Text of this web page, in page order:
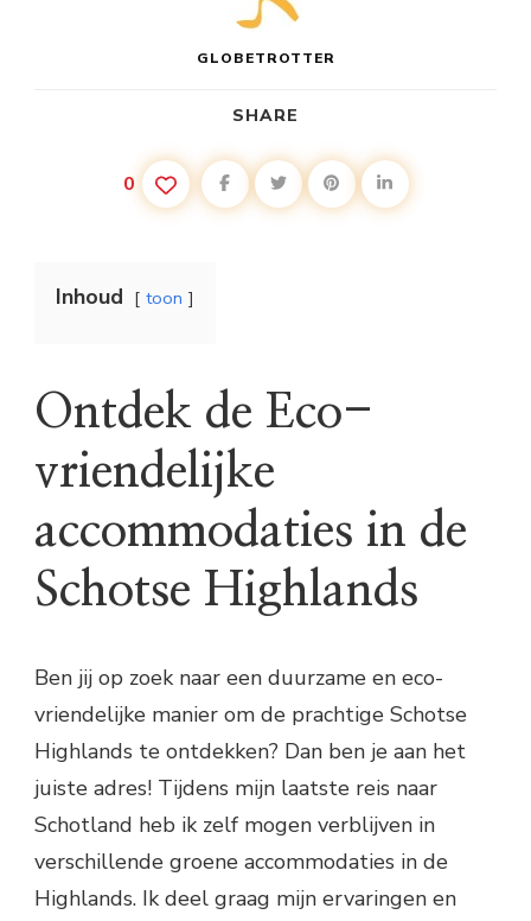
GLOBETROTTER
SHARE
0
Inhoud toon
Ontdek de Eco-
vriendelijke
accommodaties in de
Schotse Highlands
Ben jij op zoek naar een duurzame en eco-
vriendelijke manier om de prachtige Schotse
Highlands te ontdekken? Dan ben je aan het
juiste adres! Tijdens mijn laatste reis naar
Schotland heb ik zelf mogen verblijven in
verschillende groene accommodaties in de
Highlands. Ik deel graag mijn ervaringen en